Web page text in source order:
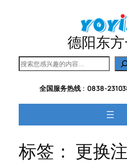
德阳东
搜
索
全国服务热线： 0838-
标签： 更换